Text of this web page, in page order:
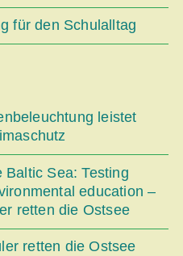
für den Schulalltag
leistet
Baltic Sea: Testing
education –
retten die Ostsee
retten die Ostsee